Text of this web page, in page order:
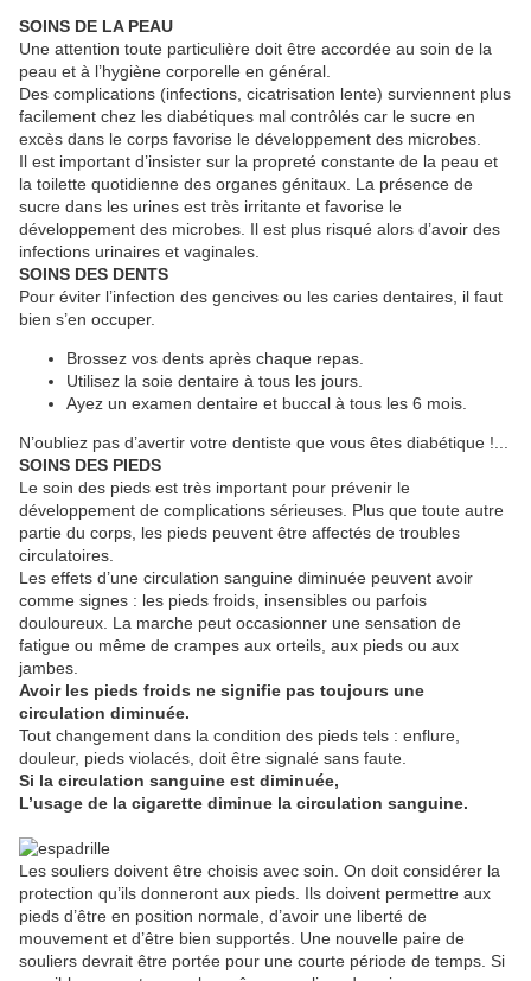
SOINS DE LA PEAU
Une attention toute particulière doit être accordée au soin de la
peau et à l’hygiène corporelle en général.
Des complications (infections, cicatrisation lente) surviennent plus
facilement chez les diabétiques mal contrôlés car le sucre en
excès dans le corps favorise le développement des microbes.
Il est important d’insister sur la propreté constante de la peau et
la toilette quotidienne des organes génitaux. La présence de
sucre dans les urines est très irritante et favorise le
développement des microbes. Il est plus risqué alors d’avoir des
infections urinaires et vaginales.
SOINS DES DENTS
Pour éviter l’infection des gencives ou les caries dentaires, il faut
bien s’en occuper.
Brossez vos dents après chaque repas.
Utilisez la soie dentaire à tous les jours.
Ayez un examen dentaire et buccal à tous les 6 mois.
N’oubliez pas d’avertir votre dentiste que vous êtes diabétique !...
SOINS DES PIEDS
Le soin des pieds est très important pour prévenir le
développement de complications sérieuses. Plus que toute autre
partie du corps, les pieds peuvent être affectés de troubles
circulatoires.
Les effets d’une circulation sanguine diminuée peuvent avoir
comme signes : les pieds froids, insensibles ou parfois
douloureux. La marche peut occasionner une sensation de
fatigue ou même de crampes aux orteils, aux pieds ou aux
jambes.
Avoir les pieds froids ne signifie pas toujours une
circulation diminuée.
Tout changement dans la condition des pieds tels : enflure,
douleur, pieds violacés, doit être signalé sans faute.
Si la circulation sanguine est diminuée,
L’usage de la cigarette diminue la circulation sanguine.
Les souliers doivent être choisis avec soin. On doit considérer la
protection qu’ils donneront aux pieds. Ils doivent permettre aux
pieds d’être en position normale, d’avoir une liberté de
mouvement et d’être bien supportés. Une nouvelle paire de
souliers devrait être portée pour une courte période de temps. Si